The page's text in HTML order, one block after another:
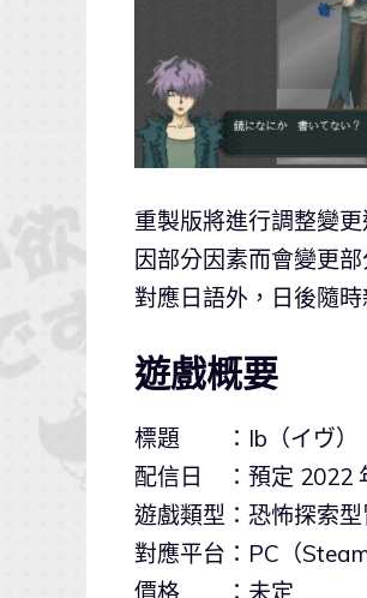
重製版將進行調整變
因部分因素而會變更
對應日語外，日後隨時
遊戲概要
標題 ：Ib（イヴ）
配信日 ：預定 2022
遊戲類型：恐怖探索
對應平台：PC（Steam
價格 ：未定